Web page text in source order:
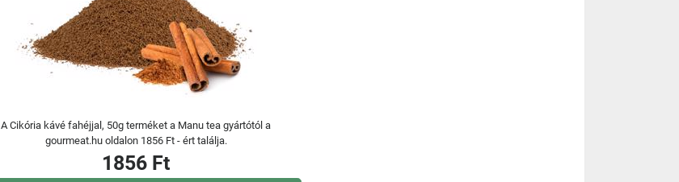
A Cikória kávé fahéjjal, 50g terméket a Manu tea gyártótól a
gourmeat.hu oldalon 1856 Ft - ért találja.
1856 Ft